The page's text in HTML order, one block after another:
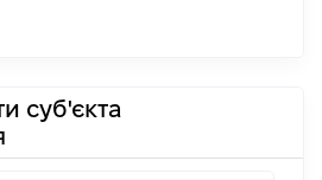
суб'єкта